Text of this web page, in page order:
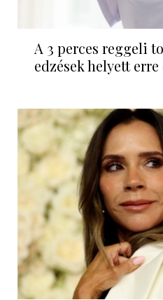
A 3 perces reggeli
edzések helyett erre